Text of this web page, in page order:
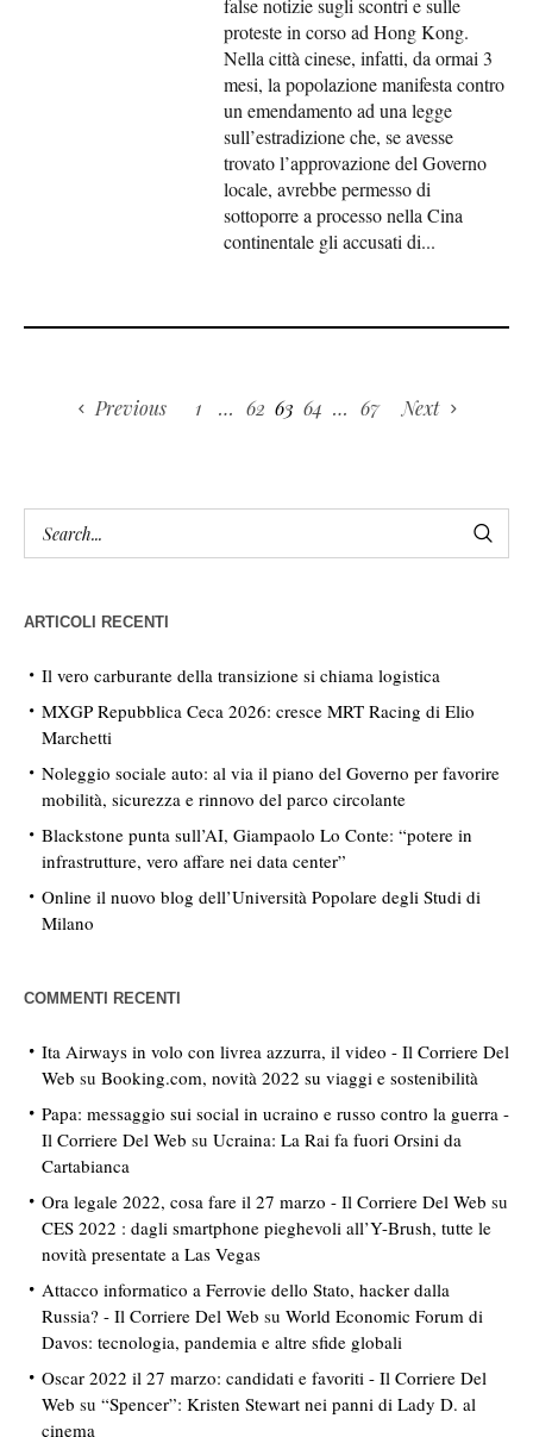
false notizie sugli scontri e sulle
proteste in corso ad Hong Kong.
Nella città cinese, infatti, da ormai 3
mesi, la popolazione manifesta contro
un emendamento ad una legge
sull’estradizione che, se avesse
trovato l’approvazione del Governo
locale, avrebbe permesso di
sottoporre a processo nella Cina
continentale gli accusati di...
Previous 1 … 62 63 64 … 67 Next
ARTICOLI RECENTI
Il vero carburante della transizione si chiama logistica
MXGP Repubblica Ceca 2026: cresce MRT Racing di Elio
Marchetti
Noleggio sociale auto: al via il piano del Governo per favorire
mobilità, sicurezza e rinnovo del parco circolante
Blackstone punta sull’AI, Giampaolo Lo Conte: “potere in
infrastrutture, vero affare nei data center”
Online il nuovo blog dell’Università Popolare degli Studi di
Milano
COMMENTI RECENTI
Ita Airways in volo con livrea azzurra, il video - Il Corriere Del
Web su Booking.com, novità 2022 su viaggi e sostenibilità
Papa: messaggio sui social in ucraino e russo contro la guerra -
Il Corriere Del Web su Ucraina: La Rai fa fuori Orsini da
Cartabianca
Ora legale 2022, cosa fare il 27 marzo - Il Corriere Del Web su
CES 2022 : dagli smartphone pieghevoli all’Y-Brush, tutte le
novità presentate a Las Vegas
Attacco informatico a Ferrovie dello Stato, hacker dalla
Russia? - Il Corriere Del Web su World Economic Forum di
Davos: tecnologia, pandemia e altre sfide globali
Oscar 2022 il 27 marzo: candidati e favoriti - Il Corriere Del
Web su “Spencer”: Kristen Stewart nei panni di Lady D. al
cinema